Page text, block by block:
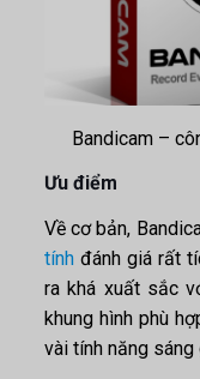
Bandicam –
Ưu điểm
Về cơ bản,
tínhđánh giá rất
ra khá xuất sắc
khung hình phù
vài tính năng sáng